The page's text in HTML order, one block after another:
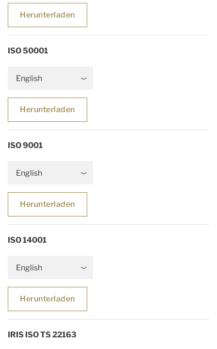
Herunterladen
ISO 50001
English
Herunterladen
ISO 9001
English
Herunterladen
ISO 14001
English
Herunterladen
IRIS ISO TS 22163